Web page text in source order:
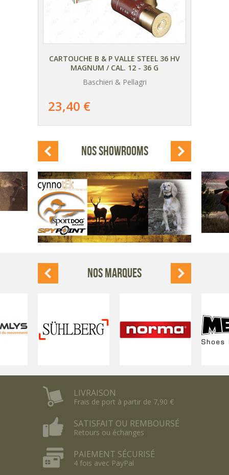
AJOUTER
DU PRODUIT
CARTOUCHE B & P VALLE STEEL 36 HV
MAGNUM / CAL. 12 - 36 G
Baschieri & Pellagri
23,40 €
NOS SHOWROOMS
NOS MARQUES
LIVRAISON
Frais de port à partir de 7,90 €
SATISFAIT OU REMBOURSÉ
Retours ou échanges
PAIEMENT SÉCURISÉ
4 fois avec PayPal